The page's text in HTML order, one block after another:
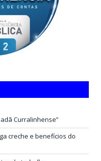
Curralinhense”
creche e benefícios do